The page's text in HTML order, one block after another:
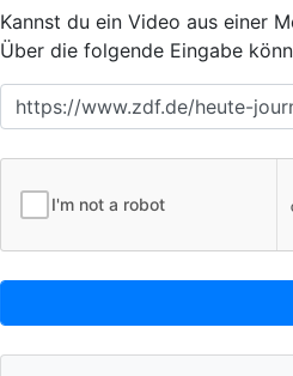
Kannst du ein Video aus einer
Über die folgende Eingabe